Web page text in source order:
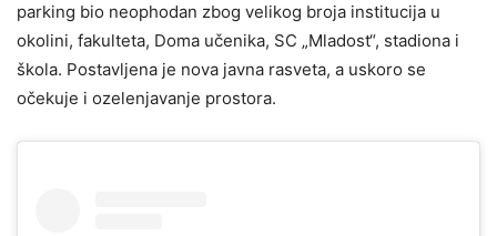
parking bio neophodan zbog velikog broja institucija u
okolini, fakulteta, Doma učenika, SC „Mladost“, stadiona i
škola. Postavljena je nova javna rasveta, a uskoro se
očekuje i ozelenjavanje prostora.